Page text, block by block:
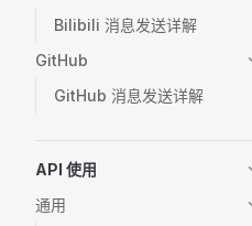
Bilibili 消息发送详解
GitHub
GitHub 消息发送详解
API 使用
通用